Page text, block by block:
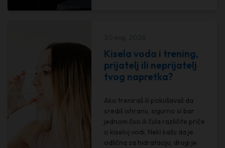
Kisela voda i trening,
prijatelj ili neprijatelj
tvog napretka?
Ako treniraš ili pokušavaš da
središ ishranu, sigurno si bar
jednom čuo ili čula različite priče
o kiselој vodi. Neki kažu da je
odlična za hidrataciju, drugi je